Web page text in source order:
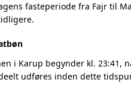
fasteperiode fra Fajr til
i Karup begynder kl. 23:41,
udføres inden dette